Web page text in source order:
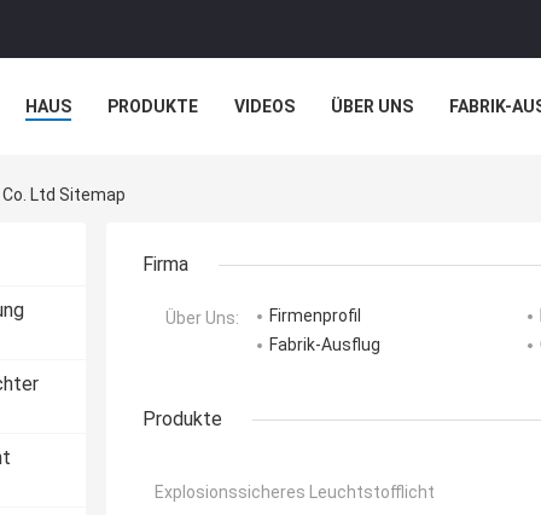
HAUS PRODUKTE VIDEOS ÜBER UNS FABRIK-
Ltd Sitemap
Firma
Über Uns: Firmenprofil
Fabrik-Ausflug
Produkte
Explosionssicheres Leuchtstofflicht